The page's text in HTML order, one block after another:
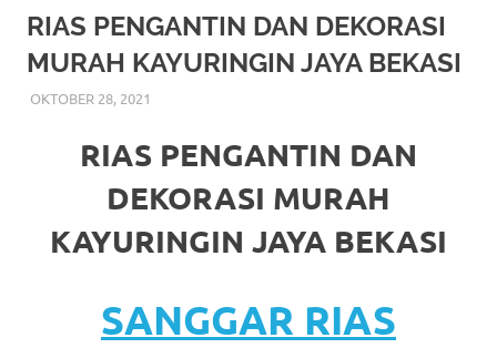
More
hints
rolex
replica.
website
RIAS PENGANTIN DAN DEKORASI
MURAH KAYURINGIN JAYA BEKASI
OKTOBER 28, 2021
RIAS PENGANTIN DAN
DEKORASI MURAH
KAYURINGIN JAYA BEKASI
SANGGAR RIAS